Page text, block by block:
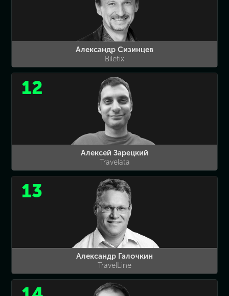
Александр Сизинцев
Biletix
12
Алексей Зарецкий
Travelata
13
Александр Галочкин
TravelLine